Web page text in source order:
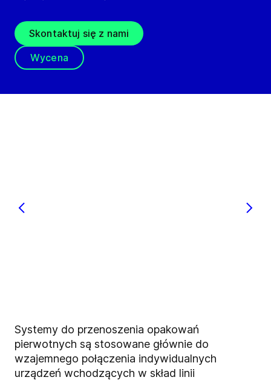
Skontaktuj się z nami
Wycena
Systemy do przenoszenia opakowań
pierwotnych są stosowane głównie do
wzajemnego połączenia indywidualnych
urządzeń wchodzących w skład linii